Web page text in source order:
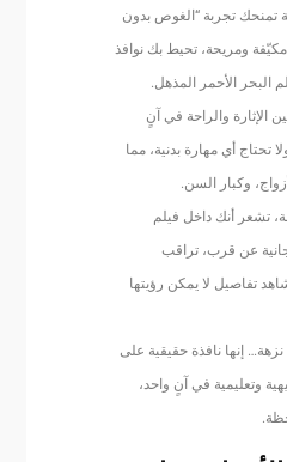
تمنحك تجربة “الغوص بدون
ومريحة، تحيط بك نوافذ
البحر الأحمر المذهل.
الإثارة والراحة في آنٍ
تحتاج أي مهارة بدنية، مما
وكبار السن.
تشعر أنك داخل فيلم
عن قرب، تراقب
تفاصيل لا يمكن رؤيتها
إنها نافذة حقيقية على
وتعليمية في آنٍ واحد،